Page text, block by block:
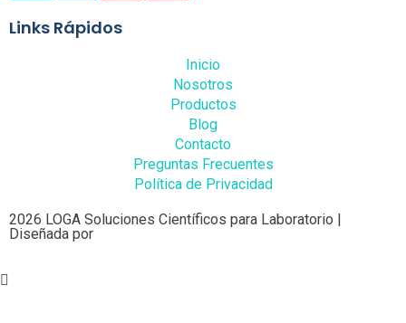
Links Rápidos
Inicio
Nosotros
Productos
Blog
Contacto
Preguntas Frecuentes
Política de Privacidad
2026 LOGA Soluciones Científicos para Laboratorio |
Diseñada por